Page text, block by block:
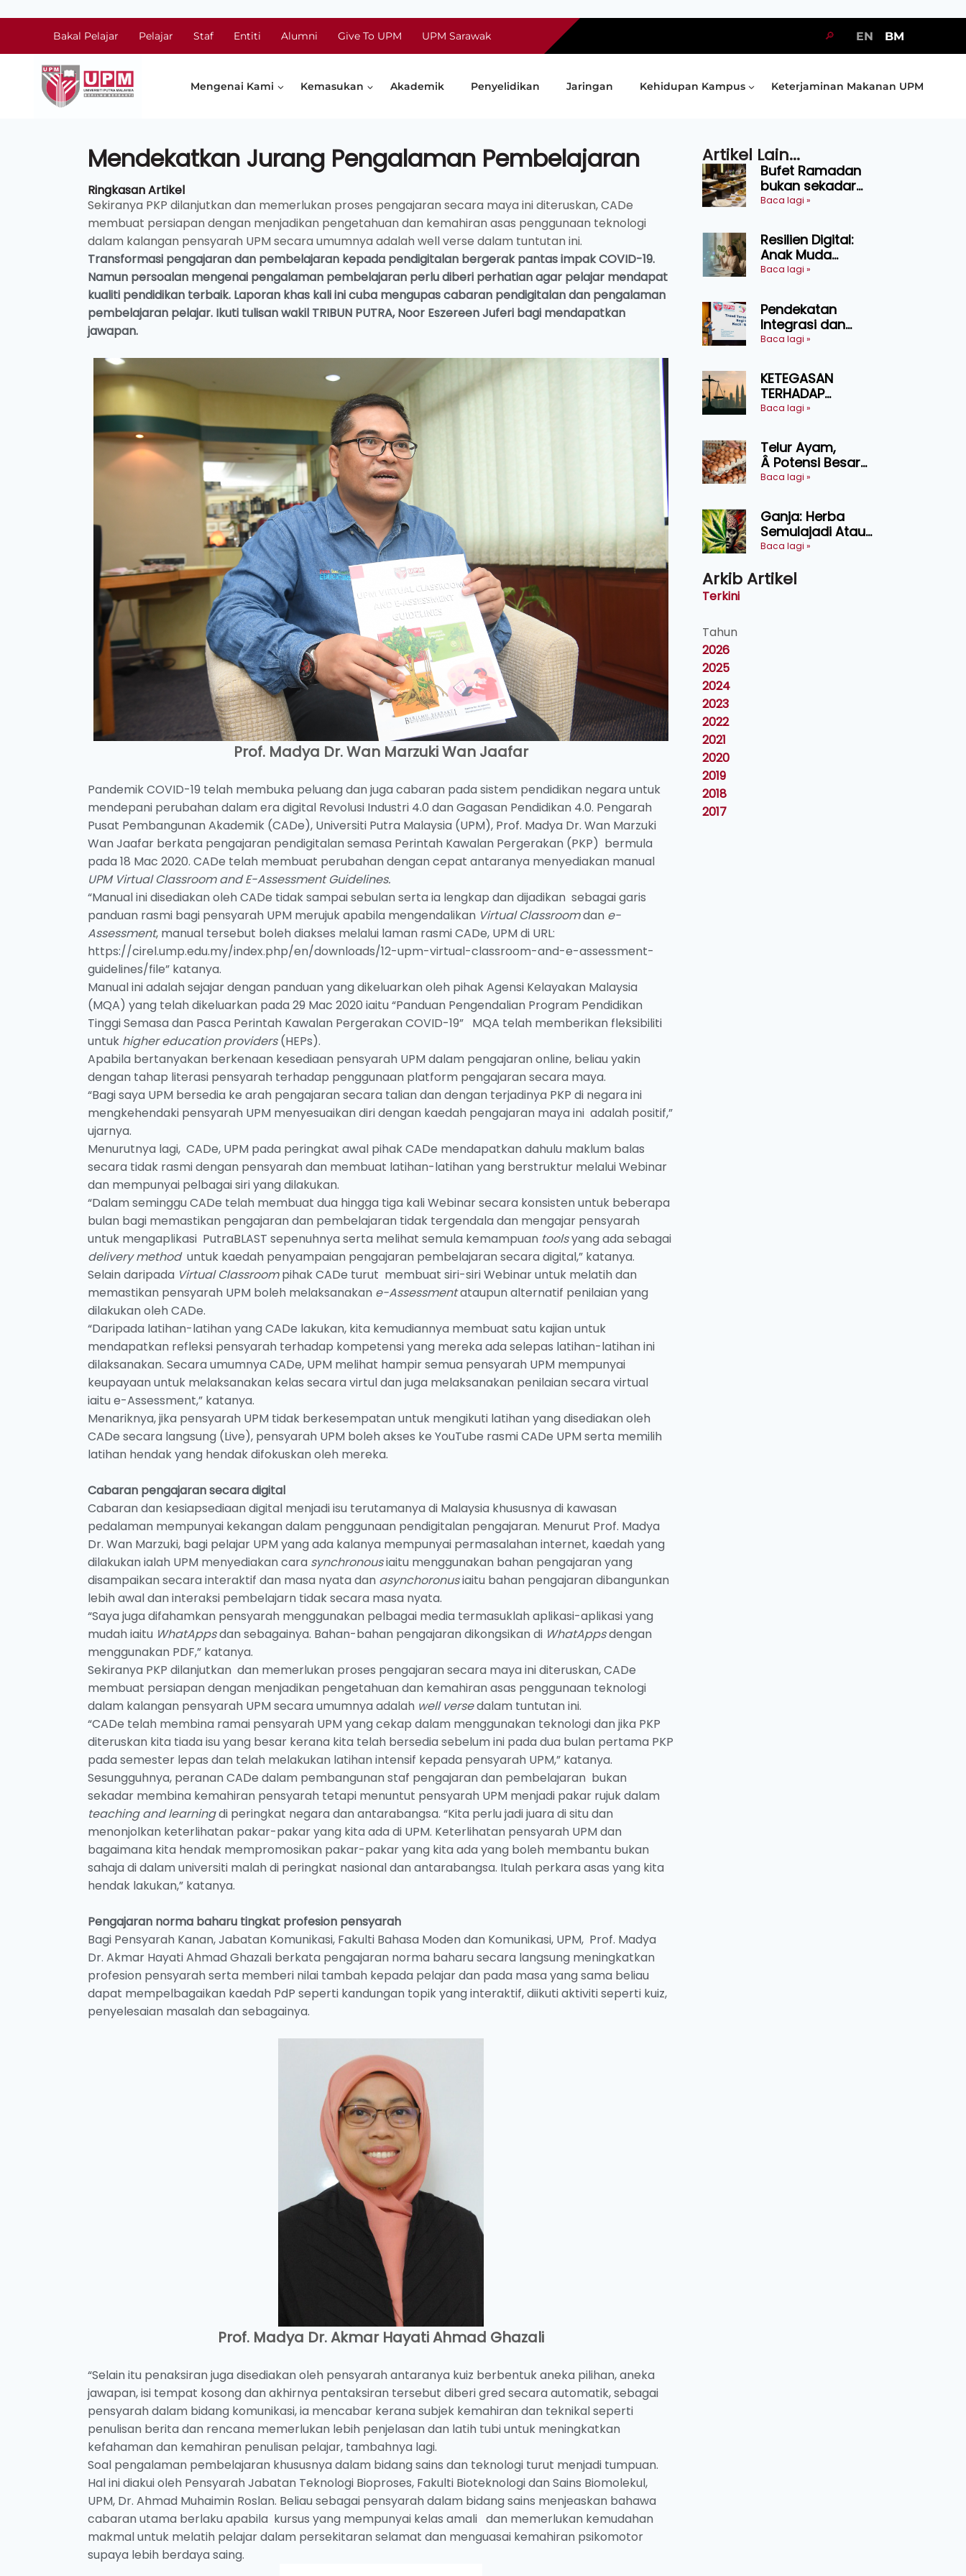
Bakal Pelajar Pelajar Staf Entiti Alumni Give To UPM UPM Sarawak 🔎 EN BM
Mengenai Kami Kemasukan Akademik Penyelidikan Jaringan Kehidupan Kampus Keterjaminan Makanan UPM
Mendekatkan Jurang Pengalaman Pembelajaran
Ringkasan Artikel
Sekiranya PKP dilanjutkan dan memerlukan proses pengajaran secara maya ini diteruskan, CADe
membuat persiapan dengan menjadikan pengetahuan dan kemahiran asas penggunaan teknologi
dalam kalangan pensyarah UPM secara umumnya adalah well verse dalam tuntutan ini.
Transformasi pengajaran dan pembelajaran kepada pendigitalan bergerak pantas impak COVID-19.
Namun persoalan mengenai pengalaman pembelajaran perlu diberi perhatian agar pelajar mendapat
kualiti pendidikan terbaik. Laporan khas kali ini cuba mengupas cabaran pendigitalan dan pengalaman
pembelajaran pelajar. Ikuti tulisan wakil TRIBUN PUTRA, Noor Eszereen Juferi bagi mendapatkan
jawapan.
Prof. Madya Dr. Wan Marzuki Wan Jaafar
Pandemik COVID-19 telah membuka peluang dan juga cabaran pada sistem pendidikan negara untuk
mendepani perubahan dalam era digital Revolusi Industri 4.0 dan Gagasan Pendidikan 4.0. Pengarah
Pusat Pembangunan Akademik (CADe), Universiti Putra Malaysia (UPM), Prof. Madya Dr. Wan Marzuki
Wan Jaafar berkata pengajaran pendigitalan semasa Perintah Kawalan Pergerakan (PKP) bermula
pada 18 Mac 2020. CADe telah membuat perubahan dengan cepat antaranya menyediakan manual
UPM Virtual Classroom and E-Assessment Guidelines.
“Manual ini disediakan oleh CADe tidak sampai sebulan serta ia lengkap dan dijadikan sebagai garis
panduan rasmi bagi pensyarah UPM merujuk apabila mengendalikan Virtual Classroomdan e-
Assessment, manual tersebut boleh diakses melalui laman rasmi CADe, UPM di URL:
https://cirel.ump.edu.my/index.php/en/downloads/12-upm-virtual-classroom-and-e-assessment-
guidelines/file” katanya.
Manual ini adalah sejajar dengan panduan yang dikeluarkan oleh pihak Agensi Kelayakan Malaysia
(MQA) yang telah dikeluarkan pada 29 Mac 2020 iaitu “Panduan Pengendalian Program Pendidikan
Tinggi Semasa dan Pasca Perintah Kawalan Pergerakan COVID-19” MQA telah memberikan fleksibiliti
untuk higher education providers(HEPs).
Apabila bertanyakan berkenaan kesediaan pensyarah UPM dalam pengajaran online, beliau yakin
dengan tahap literasi pensyarah terhadap penggunaan platform pengajaran secara maya.
“Bagi saya UPM bersedia ke arah pengajaran secara talian dan dengan terjadinya PKP di negara ini
mengkehendaki pensyarah UPM menyesuaikan diri dengan kaedah pengajaran maya ini adalah positif,”
ujarnya.
Menurutnya lagi, CADe, UPM pada peringkat awal pihak CADe mendapatkan dahulu maklum balas
secara tidak rasmi dengan pensyarah dan membuat latihan-latihan yang berstruktur melalui Webinar
dan mempunyai pelbagai siri yang dilakukan.
“Dalam seminggu CADe telah membuat dua hingga tiga kali Webinar secara konsisten untuk beberapa
bulan bagi memastikan pengajaran dan pembelajaran tidak tergendala dan mengajar pensyarah
untuk mengaplikasi PutraBLAST sepenuhnya serta melihat semula kemampuan toolsyang ada sebagai
delivery methoduntuk kaedah penyampaian pengajaran pembelajaran secara digital,” katanya.
Selain daripada Virtual Classroompihak CADe turut membuat siri-siri Webinar untuk melatih dan
memastikan pensyarah UPM boleh melaksanakan e-Assessmentataupun alternatif penilaian yang
dilakukan oleh CADe.
“Daripada latihan-latihan yang CADe lakukan, kita kemudiannya membuat satu kajian untuk
mendapatkan refleksi pensyarah terhadap kompetensi yang mereka ada selepas latihan-latihan ini
dilaksanakan. Secara umumnya CADe, UPM melihat hampir semua pensyarah UPM mempunyai
keupayaan untuk melaksanakan kelas secara virtul dan juga melaksanakan penilaian secara virtual
iaitu e-Assessment,” katanya.
Menariknya, jika pensyarah UPM tidak berkesempatan untuk mengikuti latihan yang disediakan oleh
CADe secara langsung (Live), pensyarah UPM boleh akses ke YouTube rasmi CADe UPM serta memilih
latihan hendak yang hendak difokuskan oleh mereka.
Cabaran pengajaran secara digital
Cabaran dan kesiapsediaan digital menjadi isu terutamanya di Malaysia khususnya di kawasan
pedalaman mempunyai kekangan dalam penggunaan pendigitalan pengajaran. Menurut Prof. Madya
Dr. Wan Marzuki, bagi pelajar UPM yang ada kalanya mempunyai permasalahan internet, kaedah yang
dilakukan ialah UPM menyediakan cara synchronousiaitu menggunakan bahan pengajaran yang
disampaikan secara interaktif dan masa nyata dan asynchoronusiaitu bahan pengajaran dibangunkan
lebih awal dan interaksi pembelajarn tidak secara masa nyata.
“Saya juga difahamkan pensyarah menggunakan pelbagai media termasuklah aplikasi-aplikasi yang
mudah iaitu WhatAppsdan sebagainya. Bahan-bahan pengajaran dikongsikan di WhatAppsdengan
menggunakan PDF,” katanya.
Sekiranya PKP dilanjutkan dan memerlukan proses pengajaran secara maya ini diteruskan, CADe
membuat persiapan dengan menjadikan pengetahuan dan kemahiran asas penggunaan teknologi
dalam kalangan pensyarah UPM secara umumnya adalah well versedalam tuntutan ini.
“CADe telah membina ramai pensyarah UPM yang cekap dalam menggunakan teknologi dan jika PKP
diteruskan kita tiada isu yang besar kerana kita telah bersedia sebelum ini pada dua bulan pertama PKP
pada semester lepas dan telah melakukan latihan intensif kepada pensyarah UPM,” katanya.
Sesungguhnya, peranan CADe dalam pembangunan staf pengajaran dan pembelajaran bukan
sekadar membina kemahiran pensyarah tetapi menuntut pensyarah UPM menjadi pakar rujuk dalam
teaching and learningdi peringkat negara dan antarabangsa. “Kita perlu jadi juara di situ dan
menonjolkan keterlihatan pakar-pakar yang kita ada di UPM. Keterlihatan pensyarah UPM dan
bagaimana kita hendak mempromosikan pakar-pakar yang kita ada yang boleh membantu bukan
sahaja di dalam universiti malah di peringkat nasional dan antarabangsa. Itulah perkara asas yang kita
hendak lakukan,” katanya.
Pengajaran norma baharu tingkat profesion pensyarah
Bagi Pensyarah Kanan, Jabatan Komunikasi, Fakulti Bahasa Moden dan Komunikasi, UPM, Prof. Madya
Dr. Akmar Hayati Ahmad Ghazali berkata pengajaran norma baharu secara langsung meningkatkan
profesion pensyarah serta memberi nilai tambah kepada pelajar dan pada masa yang sama beliau
dapat mempelbagaikan kaedah PdP seperti kandungan topik yang interaktif, diikuti aktiviti seperti kuiz,
penyelesaian masalah dan sebagainya.
Prof. Madya Dr. Akmar Hayati Ahmad Ghazali
“Selain itu penaksiran juga disediakan oleh pensyarah antaranya kuiz berbentuk aneka pilihan, aneka
jawapan, isi tempat kosong dan akhirnya pentaksiran tersebut diberi gred secara automatik, sebagai
pensyarah dalam bidang komunikasi, ia mencabar kerana subjek kemahiran dan teknikal seperti
penulisan berita dan rencana memerlukan lebih penjelasan dan latih tubi untuk meningkatkan
kefahaman dan kemahiran penulisan pelajar, tambahnya lagi.
Soal pengalaman pembelajaran khususnya dalam bidang sains dan teknologi turut menjadi tumpuan.
Hal ini diakui oleh Pensyarah Jabatan Teknologi Bioproses, Fakulti Bioteknologi dan Sains Biomolekul,
UPM, Dr. Ahmad Muhaimin Roslan. Beliau sebagai pensyarah dalam bidang sains menjeaskan bahawa
cabaran utama berlaku apabila kursus yang mempunyai kelas amali dan memerlukan kemudahan
makmal untuk melatih pelajar dalam persekitaran selamat dan menguasai kemahiran psikomotor
supaya lebih berdaya saing.
Artikel Lain...
Bufet Ramadan
bukan sekadar
juadah, perlu bijak
selamat
menikmati
Baca lagi »
Resilien Digital:
Anak Muda
Belajar Bertahan
Menekan Diri
Baca lagi »
Pendekatan
Integrasi dan
Teknologi Baharu
Ternakan
Ruminan
Baca lagi »
KETEGASAN
TERHADAP
KEDAULATAN
ASAS KEPADA
KEADILAN DAN
KEHARMONIAN
Baca lagi »
Telur Ayam,
Â Potensi Besar
Dalam Industri
Kosmetik dan
Penyelidikan
Baca lagi »
Ganja: Herba
Semulajadi Atau
Ancaman
Baca lagi »
Arkib Artikel
Terkini
Tahun
2026
2025
2024
2023
2022
2021
2020
2019
2018
2017